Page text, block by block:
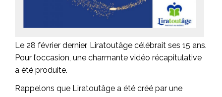
Le 28 février dernier, Liratoutâge célébrait ses 15 ans.
Pour l’occasion, une charmante vidéo récapitulative
a été produite.
Rappelons que Liratoutâge a été créé par une